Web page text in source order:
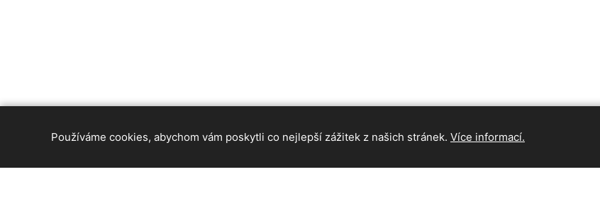
Používáme cookies, abychom vám poskytli co nejlepší zážitek z našich stránek. Více informací.